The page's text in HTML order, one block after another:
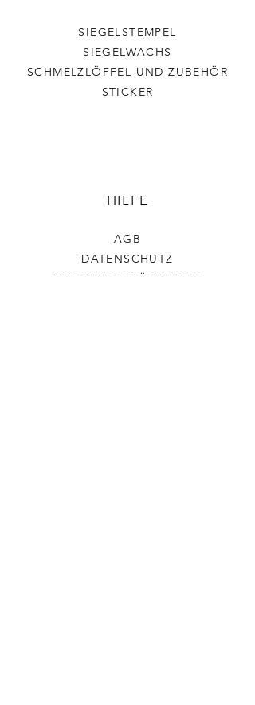
SIEGELSTEMPEL
SIEGELWACHS
SCHMELZLÖFFEL UND ZUBEHÖR
STICKER
HILFE
AGB
DATENSCHUTZ
VERSAND & RÜCKGABE